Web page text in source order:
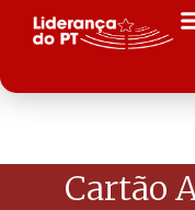
Cartão